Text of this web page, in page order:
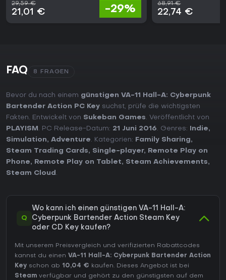
29,59 €
21,01 € -29%
68,91 €
22,74 €
FAQ 8 FRAGEN
Bevor du nach einem günstigen VA-11 Hall-A: Cyberpunk
Bartender Action PC Key suchst, prüfe die wichtigsten
Fakten. Entwickelt von Sukeban Games. Veröffentlicht von
PLAYISM . PC Release-Datum: 21 Juni 2016. Genres: Indie,
Simulation, Adventure. Kategorien: Family Sharing,
Steam Trading Cards, Single-player,
Remote Play on
Phone, Remote Play on Tablet, Steam Achievements,
Steam Cloud .
Q
Wo kann ich einen günstigen VA-11 Hall-A:
Cyberpunk Bartender Action Steam Key
oder CD Key kaufen?
Mit unserem Preisvergleich und verifizierten Rabattcodes
kannst du einen VA-11 Hall-A: Cyberpunk Bartender Action
Key schon ab 10,04 € kaufen. Dieses Angebot ist bei
Steam verfügbar und gehört zu den günstigsten auf dem